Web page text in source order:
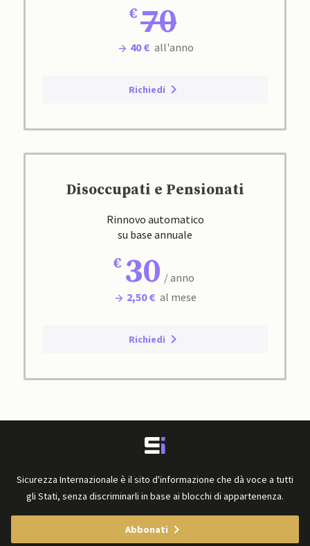
70
40 € all'anno
Richiedi
Disoccupati e Pensionati
Rinnovo automatico
su base annuale
30 / anno
2,50 € al mese
Richiedi
Sicurezza Internazionale è il sito d'informazione che dà voce a tutti
gli Stati, senza discriminarli in base ai blocchi di appartenenza.
Abbonati